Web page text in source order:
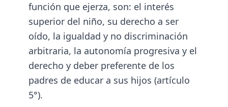
función que ejerza, son: el interés
superior del niño, su derecho a ser
oído, la igualdad y no discriminación
arbitraria, la autonomía progresiva y el
derecho y deber preferente de los
padres de educar a sus hijos (artículo
5°).